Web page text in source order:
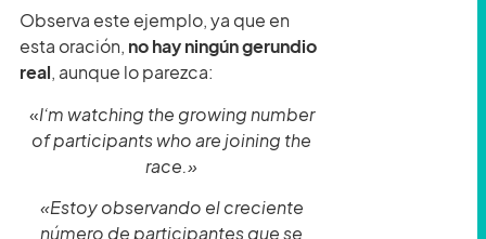
Observa este ejemplo, ya que en
esta oración, no hay ningún gerundio
real, aunque lo parezca:
«I’m watching the growing number
of participants who are joining the
race.»
«Estoy observando el creciente
número de participantes que se